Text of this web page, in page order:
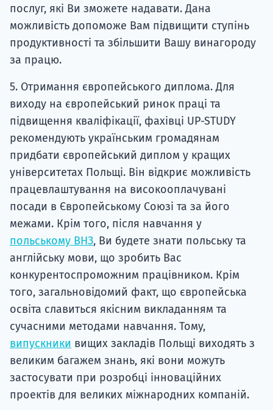
послуг, які Ви зможете надавати. Дана
можливість допоможе Вам підвищити ступінь
продуктивності та збільшити Вашу винагороду
за працю.
5. Отримання європейського диплома. Для
виходу на європейський ринок праці та
підвищення кваліфікації, фахівці UP-STUDY
рекомендують українським громадянам
придбати європейський диплом у кращих
університетах Польщі. Він відкриє можливість
працевлаштування на високооплачувані
посади в Європейському Союзі та за його
межами. Крім того, після навчання у
польському ВНЗ, Ви будете знати польську та
англійську мови, що зробить Вас
конкурентоспроможним працівником. Крім
того, загальновідомий факт, що європейська
освіта славиться якісним викладанням та
сучасними методами навчання. Тому,
випускники вищих закладів Польщі виходять з
великим багажем знань, які вони можуть
застосувати при розробці інноваційних
проектів для великих міжнародних компаній.